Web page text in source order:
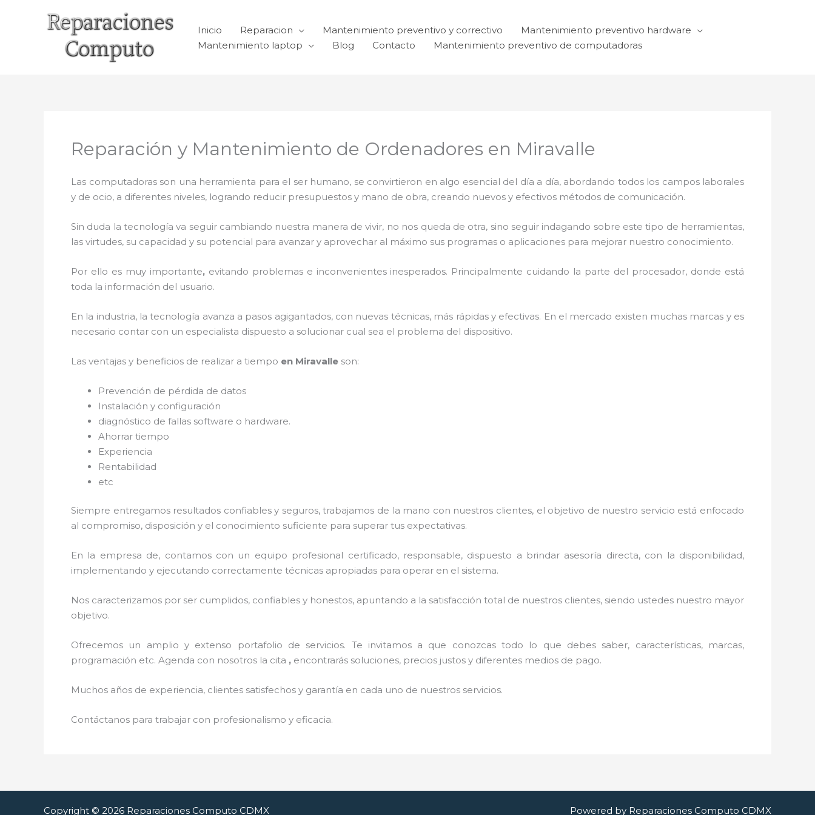
Inicio Reparacion Mantenimiento preventivo y correctivo
Mantenimiento preventivo hardware
Mantenimiento laptop
Blog Contacto Mantenimiento preventivo de computadoras
Reparación y Mantenimiento de Ordenadores en Miravalle
Las computadoras son una herramienta para el ser humano, se convirtieron en algo esencial del día a día, abordando todos los campos laborales
y de ocio, a diferentes niveles, logrando reducir presupuestos y mano de obra, creando nuevos y efectivos métodos de comunicación.
Sin duda la tecnología va seguir cambiando nuestra manera de vivir, no nos queda de otra, sino seguir indagando sobre este tipo de herramientas,
las virtudes, su capacidad y su potencial para avanzar y aprovechar al máximo sus programas o aplicaciones para mejorar nuestro conocimiento.
Por ello es muy importante, evitando problemas e inconvenientes inesperados. Principalmente cuidando la parte del procesador, donde está
toda la información del usuario.
En la industria, la tecnología avanza a pasos agigantados, con nuevas técnicas, más rápidas y efectivas. En el mercado existen muchas marcas y es
necesario contar con un especialista dispuesto a solucionar cual sea el problema del dispositivo.
Las ventajas y beneficios de realizar a tiempo en Miravalle son:
Prevención de pérdida de datos
Instalación y configuración
diagnóstico de fallas software o hardware.
Ahorrar tiempo
Experiencia
Rentabilidad
etc
Siempre entregamos resultados confiables y seguros, trabajamos de la mano con nuestros clientes, el objetivo de nuestro servicio está enfocado
al compromiso, disposición y el conocimiento suficiente para superar tus expectativas.
En la empresa de, contamos con un equipo profesional certificado, responsable, dispuesto a brindar asesoría directa, con la disponibilidad,
implementando y ejecutando correctamente técnicas apropiadas para operar en el sistema.
Nos caracterizamos por ser cumplidos, confiables y honestos, apuntando a la satisfacción total de nuestros clientes, siendo ustedes nuestro mayor
objetivo.
Ofrecemos un amplio y extenso portafolio de servicios. Te invitamos a que conozcas todo lo que debes saber, características, marcas,
programación etc. Agenda con nosotros la cita , encontrarás soluciones, precios justos y diferentes medios de pago.
Muchos años de experiencia, clientes satisfechos y garantía en cada uno de nuestros servicios.
Contáctanos para trabajar con profesionalismo y eficacia.
Copyright © 2026 Reparaciones Computo CDMX Powered by Reparaciones Computo CDMX